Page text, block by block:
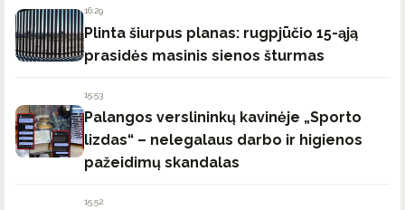
16:29
Plinta šiurpus planas: rugpjūčio 15-ąją
prasidės masinis sienos šturmas
15:53
Palangos verslininkų kavinėje „Sporto
lizdas“ – nelegalaus darbo ir higienos
pažeidimų skandalas
15:52